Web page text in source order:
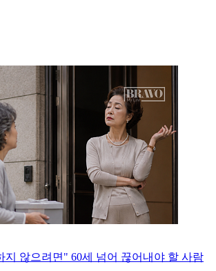
지 않으려면" 60세 넘어 끊어내야 할 사람